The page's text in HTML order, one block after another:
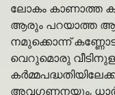
ലോകം കാണാത്ത
ആരും പറയാത്ത
നമുക്കൊന്ന്
വെറുമൊരു
അവഗണനയും,